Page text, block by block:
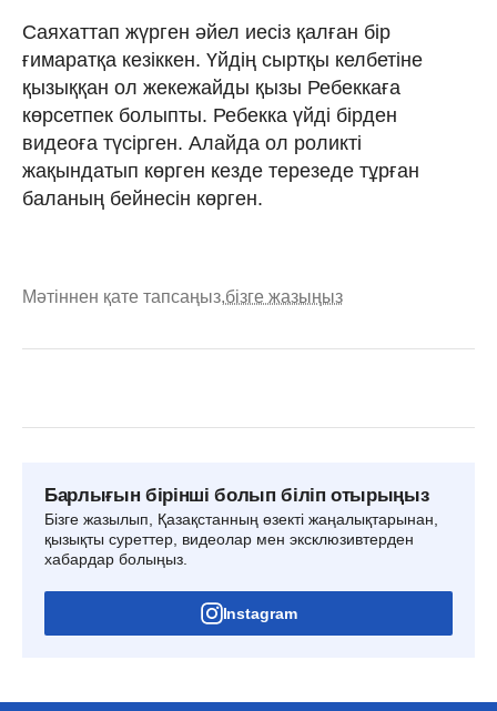
Саяхаттап жүрген әйел иесіз қалған бір
ғимаратқа кезіккен. Үйдің сыртқы келбетіне
қызыққан ол жекежайды қызы Ребеккаға
көрсетпек болыпты. Ребекка үйді бірден
видеоға түсірген. Алайда ол роликті
жақындатып көрген кезде терезеде тұрған
баланың бейнесін көрген.
Мәтіннен қате тапсаңыз,бізге жазыңыз
Барлығын бірінші болып біліп отырыңыз
Бізге жазылып, Қазақстанның өзекті жаңалықтарынан,
қызықты суреттер, видеолар мен эксклюзивтерден
хабардар болыңыз.
Instagram